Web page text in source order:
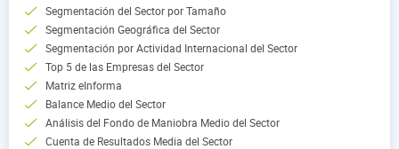
Segmentación del Sector por Tamaño
Segmentación Geográfica del Sector
Segmentación por Actividad Internacional del Sector
Top 5 de las Empresas del Sector
Matriz eInforma
Balance Medio del Sector
Análisis del Fondo de Maniobra Medio del Sector
Cuenta de Resultados Media del Sector